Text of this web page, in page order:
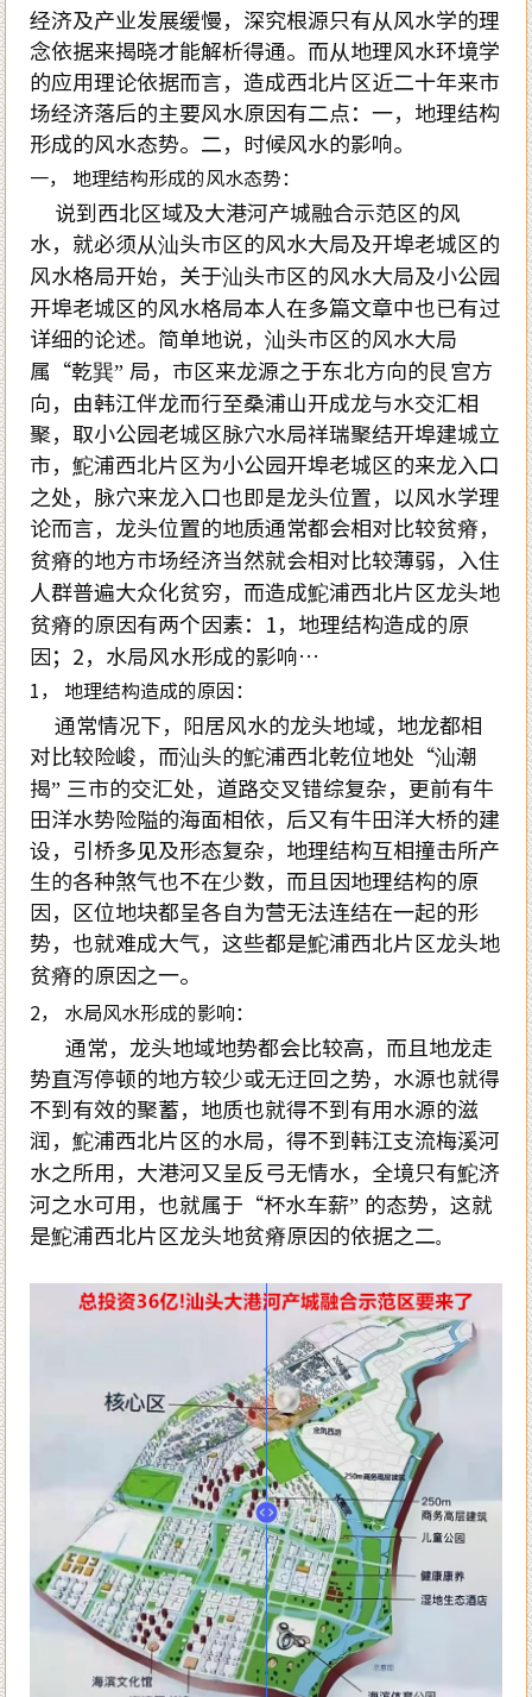
经济及产业发展缓慢，深究根源只有从风水学的理
念依据来揭晓才能解析得通。而从地理风水环境学
的应用理论依据而言，造成西北片区近二十年来市
场经济落后的主要风水原因有二点：一，地理结构
形成的风水态势。二，时候风水的影响。
一， 地理结构形成的风水态势：
说到西北区域及大港河产城融合示范区的风
水，就必须从汕头市区的风水大局及开埠老城区的
风水格局开始，关于汕头市区的风水大局及小公园
开埠老城区的风水格局本人在多篇文章中也已有过
详细的论述。简单地说，汕头市区的风水大局
属“乾巽” 局，市区来龙源之于东北方向的艮宫方
向，由韩江伴龙而行至桑浦山开成龙与水交汇相
聚，取小公园老城区脉穴水局祥瑞聚结开埠建城立
市，鮀浦西北片区为小公园开埠老城区的来龙入口
之处，脉穴来龙入口也即是龙头位置，以风水学理
论而言，龙头位置的地质通常都会相对比较贫瘠，
贫瘠的地方市场经济当然就会相对比较薄弱，入住
人群普遍大众化贫穷，而造成鮀浦西北片区龙头地
贫瘠的原因有两个因素：1，地理结构造成的原
因；2，水局风水形成的影响…
1， 地理结构造成的原因：
通常情况下，阳居风水的龙头地域，地龙都相
对比较险峻，而汕头的鮀浦西北乾位地处“汕潮
揭” 三市的交汇处，道路交叉错综复杂，更前有牛
田洋水势险隘的海面相依，后又有牛田洋大桥的建
设，引桥多见及形态复杂，地理结构互相撞击所产
生的各种煞气也不在少数，而且因地理结构的原
因，区位地块都呈各自为营无法连结在一起的形
势，也就难成大气，这些都是鮀浦西北片区龙头地
贫瘠的原因之一。
2， 水局风水形成的影响：
通常，龙头地域地势都会比较高，而且地龙走
势直泻停顿的地方较少或无迂回之势，水源也就得
不到有效的聚蓄，地质也就得不到有用水源的滋
润，鮀浦西北片区的水局，得不到韩江支流梅溪河
水之所用，大港河又呈反弓无情水，全境只有鮀济
河之水可用，也就属于“杯水车薪” 的态势，这就
是鮀浦西北片区龙头地贫瘠原因的依据之二。